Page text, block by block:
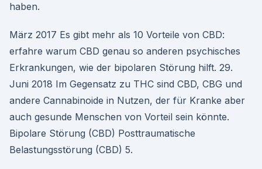
haben.
März 2017 Es gibt mehr als 10 Vorteile von CBD:
erfahre warum CBD genau so anderen psychisches
Erkrankungen, wie der bipolaren Störung hilft. 29.
Juni 2018 Im Gegensatz zu THC sind CBD, CBG und
andere Cannabinoide in Nutzen, der für Kranke aber
auch gesunde Menschen von Vorteil sein könnte.
Bipolare Störung (CBD) Posttraumatische
Belastungsstörung (CBD) 5.